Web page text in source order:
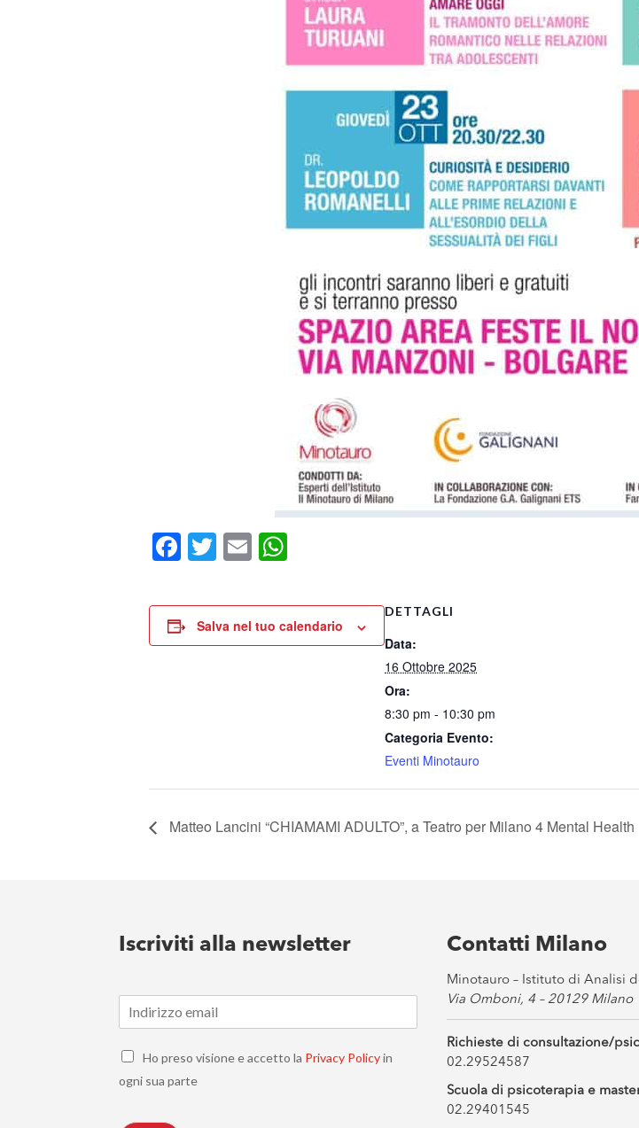
Facebook
Twitter
Email
Salva nel tuo calendario
DETTAGLI
Data:
16 Ottobre 2025
Ora:
8:30 pm - 10:30 pm
Categoria Evento:
Eventi Minotauro
Matteo Lancini “CHIAMAMI ADULTO”, a Teatro per Milano 4 Mental Health
Iscriviti alla newsletter
m
i
*
C
e
Ho preso visione e accetto la Privacy Policyin
ogni sua parte
Contatti Milano
Minotauro – Istituto di Analisi
Via Omboni, 4 – 20129 Milano
Richieste di consultazione/
02.29524587
Scuola di psicoterapia e
02.29401545